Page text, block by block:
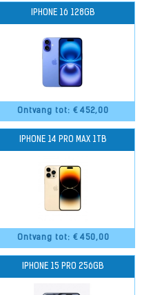
Ontvang tot: € 452,00
IPHONE 16 128GB
Ontvang tot: € 450,00
IPHONE 14 PRO MAX 1TB
IPHONE 15 PRO 256GB